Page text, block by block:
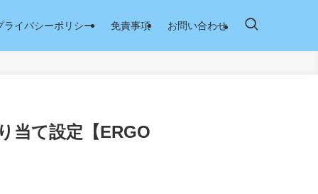
ライバシーポリシー 免責事項 お問い合わせ
当て設定【ERGO